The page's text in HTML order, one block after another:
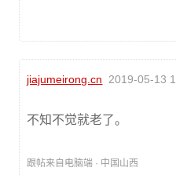
jiajumeirong.cn 2019-05-13
不知不觉就老了。
跟帖来自电脑端 · 中国山西